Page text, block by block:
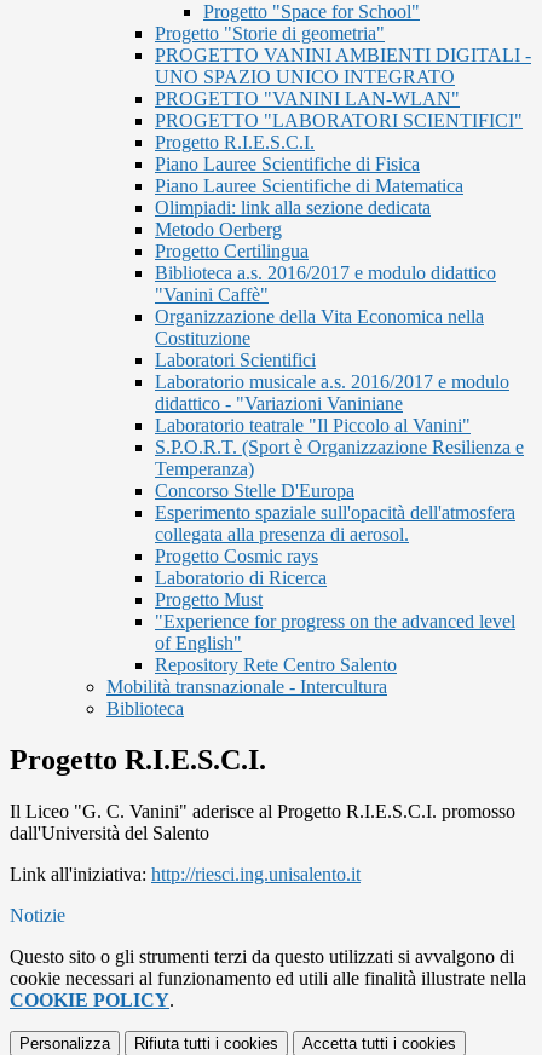
Progetto "Space for School"
Progetto "Storie di geometria"
PROGETTO VANINI AMBIENTI DIGITALI -
UNO SPAZIO UNICO INTEGRATO
PROGETTO "VANINI LAN-WLAN"
PROGETTO "LABORATORI SCIENTIFICI"
Progetto R.I.E.S.C.I.
Piano Lauree Scientifiche di Fisica
Piano Lauree Scientifiche di Matematica
Olimpiadi: link alla sezione dedicata
Metodo Oerberg
Progetto Certilingua
Biblioteca a.s. 2016/2017 e modulo didattico
"Vanini Caffè"
Organizzazione della Vita Economica nella
Costituzione
Laboratori Scientifici
Laboratorio musicale a.s. 2016/2017 e modulo
didattico - "Variazioni Vaniniane
Laboratorio teatrale "Il Piccolo al Vanini"
S.P.O.R.T. (Sport è Organizzazione Resilienza e
Temperanza)
Concorso Stelle D'Europa
Esperimento spaziale sull'opacità dell'atmosfera
collegata alla presenza di aerosol.
Progetto Cosmic rays
Laboratorio di Ricerca
Progetto Must
"Experience for progress on the advanced level
of English"
Repository Rete Centro Salento
Mobilità transnazionale - Intercultura
Biblioteca
Progetto R.I.E.S.C.I.
Il Liceo "G. C. Vanini" aderisce al Progetto R.I.E.S.C.I. promosso
dall'Università del Salento
Link all'iniziativa: http://riesci.ing.unisalento.it
Notizie
Questo sito o gli strumenti terzi da questo utilizzati si avvalgono di
cookie necessari al funzionamento ed utili alle finalità illustrate nella
COOKIE POLICY.
Personalizza Rifiuta tutti i cookies Accetta tutti i cookies